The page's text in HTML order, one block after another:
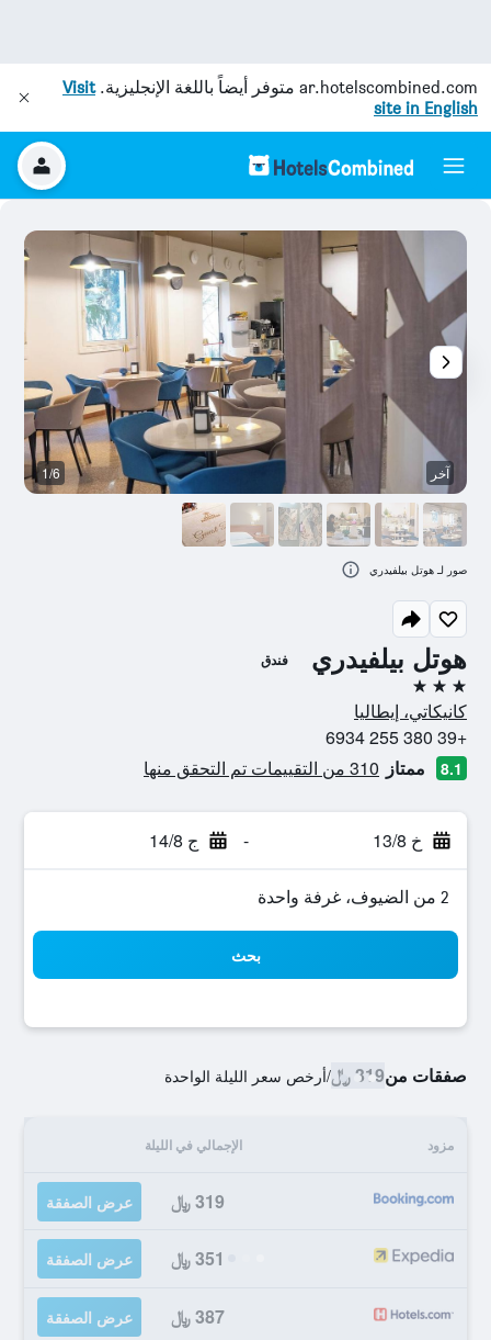
ar.hotelscombined.com متوفر أيضاً باللغة الإنجليزية.Visit
site in English
هوتل بيلفيدري فندق
3 نجوم
كانيكاتي، إيطاليا
+39 380 255 6934
8.1 ممتاز 310 من التقييمات تم التحقق منها
خ 13/8 - ج 14/8
2 من الضيوف، غرفة واحدة
بحث
صفقات من319 ﷼ /أرخص سعر الليلة الواحدة
مزود الإجمالي في الليلة
319 ﷼ عرض الصفقة
351 ﷼ عرض الصفقة
387 ﷼ عرض الصفقة
آخر 1/6
صور لـ هوتل بيلفيدري